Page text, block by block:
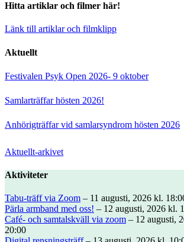
Hitta artiklar och filmer här!
Länk till artiklar och filmklipp
Aktuellt
Festivalen Psyk Open 2026- 9 oktober
Samlarträffar hösten 2026!
Anhörigträffar vid samlarsyndrom hösten 2026
Aktuellt-arkivet
Aktiviteter
Tabu-träff via Zoom – 11 augusti, 2026 kl.
Pärla armband med oss! – 12 augusti, 2026 kl.
Café- och samtalskväll via zoom – 12 augusti,
20:00